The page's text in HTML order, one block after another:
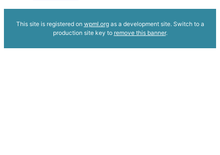
This site is registered on wpml.orgas a development site. Switch to a
production site key to remove this banner.